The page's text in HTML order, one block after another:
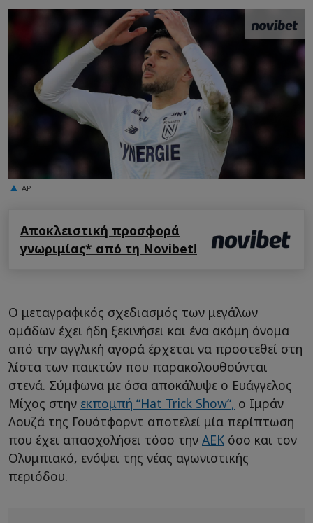
AP
Αποκλειστική προσφορά
γνωριμίας* από τη Novibet!
Ο μεταγραφικός σχεδιασμός των μεγάλων
ομάδων έχει ήδη ξεκινήσει και ένα ακόμη όνομα
από την αγγλική αγορά έρχεται να προστεθεί στη
λίστα των παικτών που παρακολουθούνται
στενά. Σύμφωνα με όσα αποκάλυψε ο Ευάγγελος
Μίχος στην εκπομπή “Hat Trick Show“, ο Ιμράν
Λουζά της Γουότφορντ αποτελεί μία περίπτωση
που έχει απασχολήσει τόσο την ΑΕΚ όσο και τον
Ολυμπιακό, ενόψει της νέας αγωνιστικής
περιόδου.